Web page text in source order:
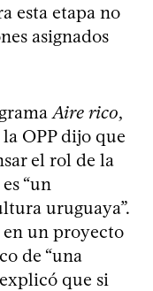
esta etapa no
asignados
Aire rico,
OPP dijo que
el rol de la
“un
uruguaya”.
un proyecto
de “una
que si